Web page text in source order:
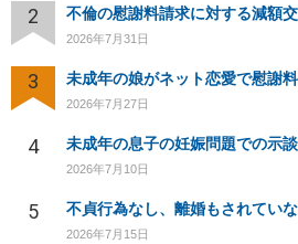
2 不倫の慰謝料請求に対する減額
2026年7月31日
3
2026年7月27日
4
2026年7月10日
5
2026年7月15日